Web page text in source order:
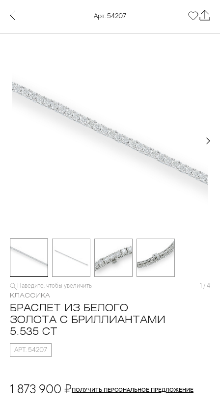
Арт. 54207
Наведите, чтобы увеличить 1 / 4
КЛАССИКА
БРАСЛЕТ ИЗ БЕЛОГО
ЗОЛОТА С БРИЛЛИАНТАМИ
5.535 CT
АРТ. 54207
1 873 900 ₽ ПОЛУЧИТЬ ПЕРСОНАЛЬНОЕ ПРЕДЛОЖЕНИЕ